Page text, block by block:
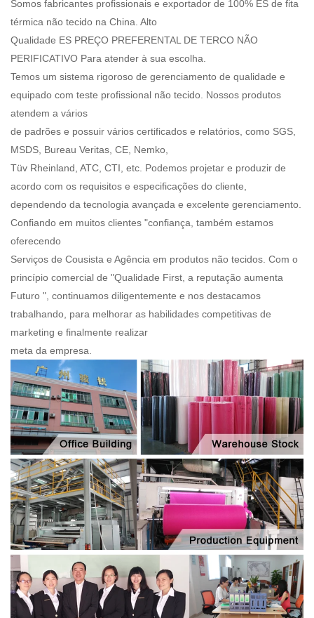
Somos fabricantes profissionais e exportador de 100% ES de fita
térmica não tecido na China. Alto
Qualidade ES PREÇO PREFERENTAL DE TERCO NÃO
PERIFICATIVO Para atender à sua escolha.
Temos um sistema rigoroso de gerenciamento de qualidade e
equipado com teste profissional não tecido. Nossos produtos
atendem a vários
de padrões e possuir vários certificados e relatórios, como SGS,
MSDS, Bureau Veritas, CE, Nemko,
Tüv Rheinland, ATC, CTI, etc. Podemos projetar e produzir de
acordo com os requisitos e especificações do cliente,
dependendo da tecnologia avançada e excelente gerenciamento.
Confiando em muitos clientes "confiança, também estamos
oferecendo
Serviços de Cousista e Agência em produtos não tecidos. Com o
princípio comercial de "Qualidade First, a reputação aumenta
Futuro ", continuamos diligentemente e nos destacamos
trabalhando, para melhorar as habilidades competitivas de
marketing e finalmente realizar
meta da empresa.